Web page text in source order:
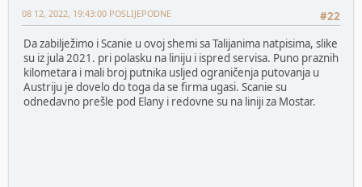
#22
08 12, 2022, 19:43:00 POSLIJEPODNE
Da zabilježimo i Scanie u ovoj shemi sa Talijanima natpisima, slike
su iz jula 2021. pri polasku na liniju i ispred servisa. Puno praznih
kilometara i mali broj putnika usljed ograničenja putovanja u
Austriju je dovelo do toga da se firma ugasi. Scanie su
odnedavno prešle pod Elany i redovne su na liniji za Mostar.